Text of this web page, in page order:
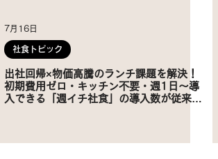
7月16日
社食トピック
出社回帰×物価高騰のランチ課題を解決！
初期費用ゼロ・キッチン不要・週1日〜導
入できる「週イチ社食」の導入数が従来プ